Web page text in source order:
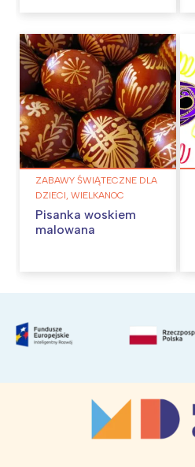
ZABAWY ŚWIĄTECZNE DLA
DZIECI, WIELKANOC
Pisanka woskiem
malowana